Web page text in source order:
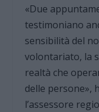
«Due
testimoniano
sensibilità del
volontariato, la
realtà che
delle persone»,
l’assessore